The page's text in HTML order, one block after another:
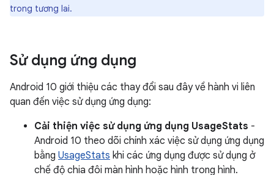
trong tương lai.
Sử dụng ứng dụng
Android 10 giới thiệu các thay đổi sau đây về hành vi liên
quan đến việc sử dụng ứng dụng:
Cải thiện việc sử dụng ứng dụng UsageStats -
Android 10 theo dõi chính xác việc sử dụng ứng dụng
bằng UsageStats khi các ứng dụng được sử dụng ở
chế độ chia đôi màn hình hoặc hình trong hình.